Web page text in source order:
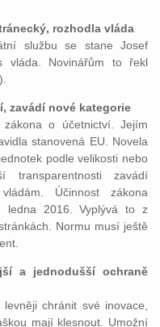
rozhodla vláda
službu se stane Josef
vláda. Novinářům to řekl
zavádí nové kategorie
o účetnictví. Jejím
stanovená EU. Novela
podle velikosti nebo
zavádí
Účinnost zákona
ledna 2016. Vyplývá to z
Normu musí ještě
a jednodušší ochraně
chránit své inovace,
mají klesnout. Umožní